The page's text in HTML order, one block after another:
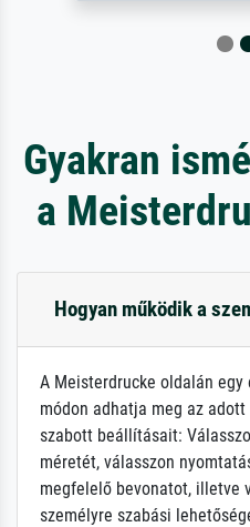
Gyakran
a
Hogyan működik a
A Meisterdrucke oldalán
módon adhatja meg az
szabott beállításait:
méretét, válasszon
megfelelő bevonatot, illetve
személyre szabási